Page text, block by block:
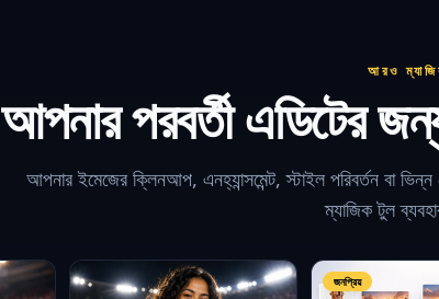
আরও
আপনার পরবর্তী
আপনার ইমেজের ক্লিনআপ, এনহ্যান্সমেন্ট, স্টাইল পরিবর্তন
ম্যাজিক টুল
জনপ্রিয়